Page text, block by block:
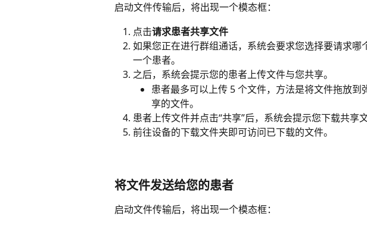
启动文件传输后，将出现一个模态框：
点击请求患者共享文件
如果您正在进行群组通话，系统会要求您选择要请求哪
一个患者。
之后，系统会提示您的患者上传文件与您共享。
患者最多可以上传 5 个文件，方法是将文件拖放
享的文件。
患者上传文件并点击“共享”后，系统会提示您下载共享文
前往设备的下载文件夹即可访问已下载的文件。
将文件发送给您的患者
启动文件传输后，将出现一个模态框：